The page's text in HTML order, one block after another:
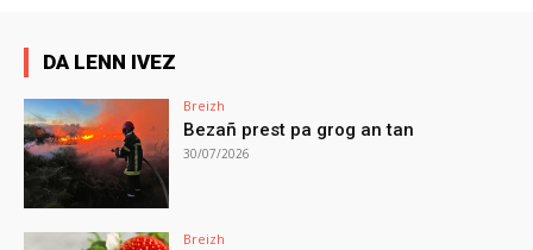
DA LENN IVEZ
Breizh
Bezañ prest pa grog an tan
30/07/2026
Breizh